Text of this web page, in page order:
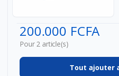
sans fi...
200.000 FCFA
Pour 2 article(s)
Tout ajouter